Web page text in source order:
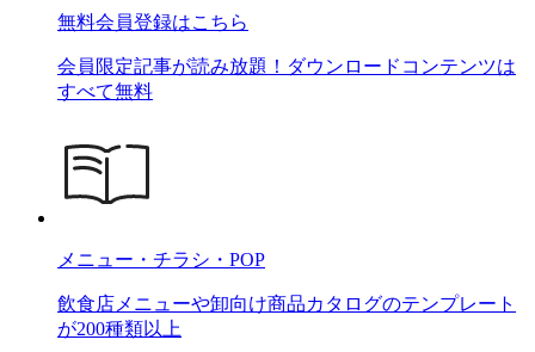
無料会員登録はこちら
会員限定記事が読み放題！ダウンロードコンテンツは
すべて無料
メニュー・チラシ・POP
飲食店メニューや卸向け商品カタログのテンプレート
が200種類以上